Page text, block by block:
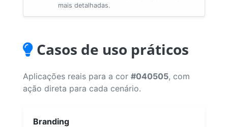
mais detalhadas.
Casos de uso práticos
Aplicações reais para a cor #040505, com
ação direta para cada cenário.
Branding